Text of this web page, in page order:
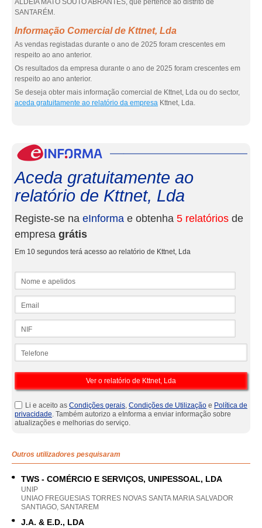
ALDEIA MATO SOUTO ABRANTES, que pertence ao distrito de
SANTARÉM.
Informação Comercial de Kttnet, Lda
As vendas registadas durante o ano de 2025 foram crescentes em
respeito ao ano anterior.
Os resultados da empresa durante o ano de 2025 foram crescentes em
respeito ao ano anterior.
Se deseja obter mais informação comercial de Kttnet, Lda ou do sector,
aceda gratuitamente ao relatório da empresa Kttnet, Lda.
Aceda gratuitamente ao
relatório de Kttnet, Lda
Registe-se na eInforma e obtenha 5 relatórios de
empresa grátis
Em 10 segundos terá acesso ao relatório de Kttnet, Lda
Li e aceito as Condições gerais, Condições de Utilização e Política de
privacidade. Também autorizo a eInforma a enviar informação sobre
atualizações e melhorias do serviço.
Outros utilizadores pesquisaram
TWS - COMÉRCIO E SERVIÇOS, UNIPESSOAL, LDA
UNIP
UNIAO FREGUESIAS TORRES NOVAS SANTA MARIA SALVADOR
SANTIAGO, SANTAREM
J.A. & E.D., LDA